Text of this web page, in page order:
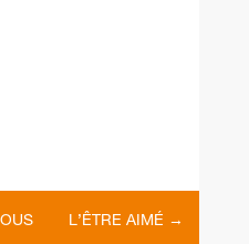
L’ÊTRE AIMÉ →